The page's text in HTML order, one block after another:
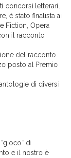
concorsi letterari,
è stato finalista ai
Fiction, Opera
il racconto
del racconto
posto al Premio
di diversi
di
e il nostro è